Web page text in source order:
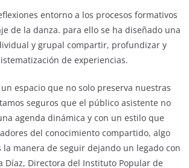
entorno a los procesos formativos
de la danza. para ello se ha diseñado una
y grupal compartir, profundizar y
de experiencias.
espacio que no solo preserva nuestras
seguros que el público asistente no
agenda dinámica y con un estilo que
del conocimiento compartido, algo
manera de seguir dejando un legado con
Díaz, Directora del Instituto Popular de